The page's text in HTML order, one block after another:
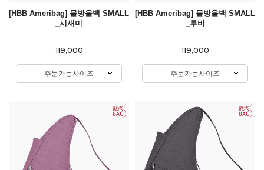
[HBB Ameribag] 물방울백 SMALL
_시새미
119,000
주문가능사이즈
[HBB Ameribag] 물방울백 SMALL
_루비
119,000
주문가능사이즈